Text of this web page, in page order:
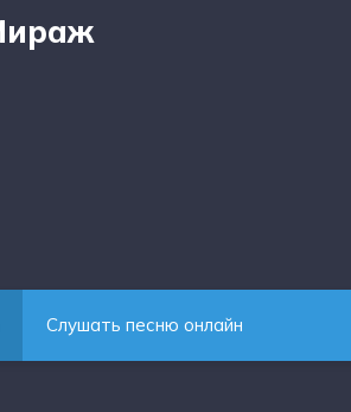
Слушать песню онлайн